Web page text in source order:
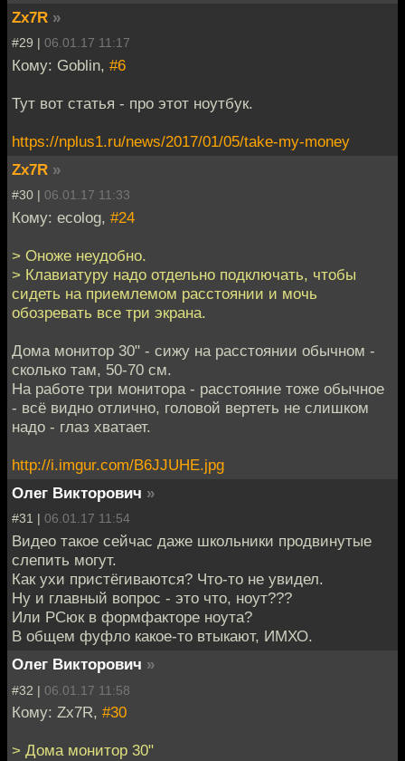
Zx7R »
#29 | 06.01.17 11:17
Кому: Goblin, #6
Тут вот статья - про этот ноутбук.
https://nplus1.ru/news/2017/01/05/take-my-money
Zx7R »
#30 | 06.01.17 11:33
Кому: ecolog, #24
> Оноже неудобно.
> Клавиатуру надо отдельно подключать, чтобы
сидеть на приемлемом расстоянии и мочь
обозревать все три экрана.
Дома монитор 30" - сижу на расстоянии обычном -
сколько там, 50-70 см.
На работе три монитора - расстояние тоже обычное
- всё видно отлично, головой вертеть не слишком
надо - глаз хватает.
http://i.imgur.com/B6JJUHE.jpg
Олег Викторович »
#31 | 06.01.17 11:54
Видео такое сейчас даже школьники продвинутые
слепить могут.
Как ухи пристёгиваются? Что-то не увидел.
Ну и главный вопрос - это что, ноут???
Или РСюк в формфакторе ноута?
В общем фуфло какое-то втыкают, ИМХО.
Олег Викторович »
#32 | 06.01.17 11:58
Кому: Zx7R, #30
> Дома монитор 30"